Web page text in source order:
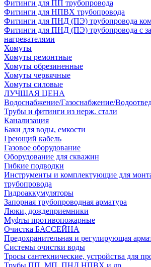
Фитинги для ПП трубопровода
Фитинги для НПВХ трубопровода
Фитинги для ПНД (ПЭ) трубопровода
Фитинги для ПНД (ПЭ) трубопровода с
нагревателями
Хомуты
Хомуты ремонтные
Хомуты обрезиненные
Хомуты червячные
Хомуты силовые
ЛУЧШАЯ ЦЕНА
Водоснабжение/Газоснабжение/
Трубы и фитинги из нерж. стали
Канализация
Баки для воды, емкости
Греющий кабель
Газовое оборудование
Оборудование для скважин
Гибкие подводки
Инструменты и комплектующие для
трубопровода
Гидроаккумуляторы
Запорная трубопроводная арматура
Люки, дождеприемники
Муфты противопожарные
Очистка БАССЕЙНА
Предохранительная и регулирующая
Системы очистки воды
Тросы сантехнические, устройства для
Трубы ПП, МП, ПНД,НПВХ и др.